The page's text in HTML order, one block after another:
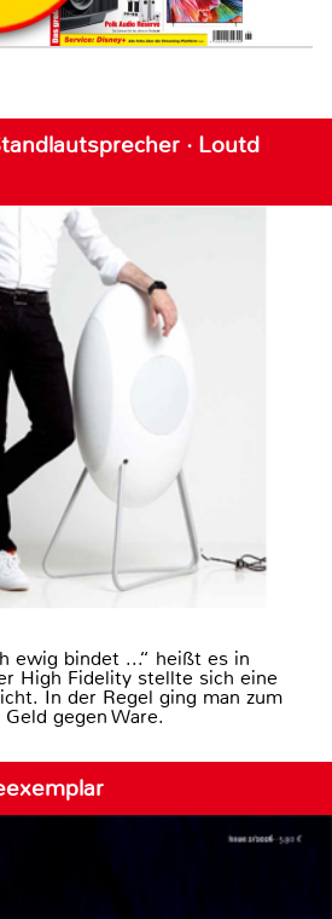
· Loutd
ewig bindet ...“ heißt es in
High Fidelity stellte sich eine
In der Regel ging man zum
gegen Ware.